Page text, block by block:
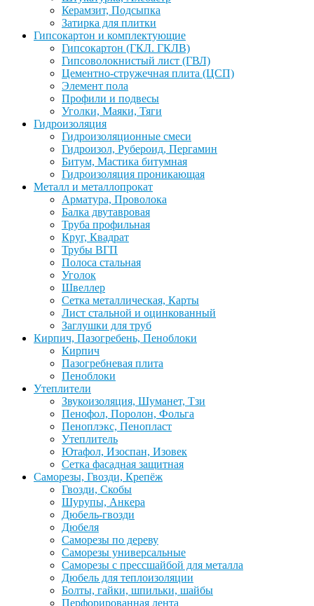
Керамзит, Подсыпка
Затирка для плитки
Гипсокартон и комплектующие
Гипсокартон (ГКЛ. ГКЛВ)
Гипсоволокнистый лист (ГВЛ)
Цементно-стружечная плита (ЦСП)
Элемент пола
Профили и подвесы
Уголки, Маяки, Тяги
Гидроизоляция
Гидроизоляционные смеси
Гидроизол, Рубероид, Пергамин
Битум, Мастика битумная
Гидроизоляция проникающая
Металл и металлопрокат
Арматура, Проволока
Балка двутавровая
Труба профильная
Круг, Квадрат
Трубы ВГП
Полоса стальная
Уголок
Швеллер
Сетка металлическая, Карты
Лист стальной и оцинкованный
Заглушки для труб
Кирпич, Пазогребень, Пеноблоки
Кирпич
Пазогребневая плита
Пеноблоки
Утеплители
Звукоизоляция, Шуманет, Тзи
Пенофол, Поролон, Фольга
Пеноплэкс, Пенопласт
Утеплитель
Ютафол, Изоспан, Изовек
Сетка фасадная защитная
Саморезы, Гвозди, Крепёж
Гвозди, Скобы
Шурупы, Анкера
Дюбель-гвозди
Дюбеля
Саморезы по дереву
Саморезы универсальные
Саморезы с прессшайбой для металла
Дюбель для теплоизоляции
Болты, гайки, шпильки, шайбы
Перфорированная лента